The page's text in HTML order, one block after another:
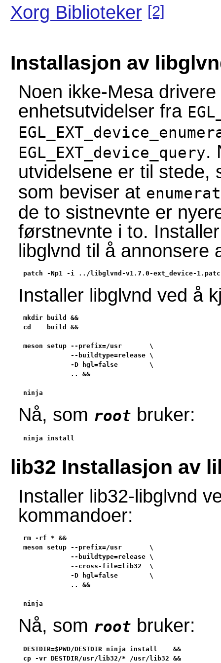
Xorg Biblioteker [2]
Installasjon av
Noen ikke-Mesa
enhetsutvidelser fra
EGL_EXT_device_query.
utvidelsene er til
som beviser at
de to sistnevnte er
førstnevnte i to.
libglvnd til å annonsere
patch -Np1 -i ../libglvnd-v1.7.0-ext_device-
Installer libglvnd ved å
mkdir build &&
cd    build &&
meson setup --prefix=/usr       \
            --buildtype=release \
            -D hgl=false        \
            .. &&
ninja
Nå, som root bruker:
ninja install
lib32 Installasjon av
Installer lib32-libglvnd
kommandoer:
rm -rf * &&
meson setup --prefix=/usr       \
            --buildtype=release \
            --cross-file=lib32  \
            -D hgl=false        \
            .. &&
ninja
Nå, som root bruker:
DESTDIR=$PWD/DESTDIR ninja install    &&
cp -vr DESTDIR/usr/lib32/* /usr/lib32 &&